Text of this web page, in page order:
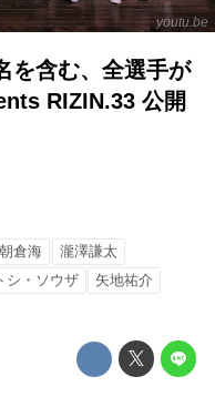
youtu.be
を含む、全選手が
RIZIN.33 公開
朝倉海
瀧澤謙太
シ・ソウザ
矢地祐介